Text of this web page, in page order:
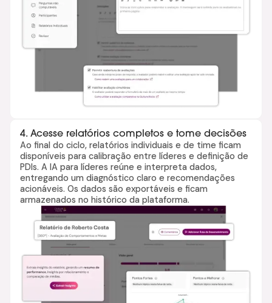
4. Acesse relatórios completos e tome decisões
Ao final do ciclo, relatórios individuais e de time ficam
disponíveis para calibração entre líderes e definição de
PDIs. A IA para líderes reúne e interpreta dados,
entregando um diagnóstico claro e recomendações
acionáveis. Os dados são exportáveis e ficam
armazenados no histórico da plataforma.